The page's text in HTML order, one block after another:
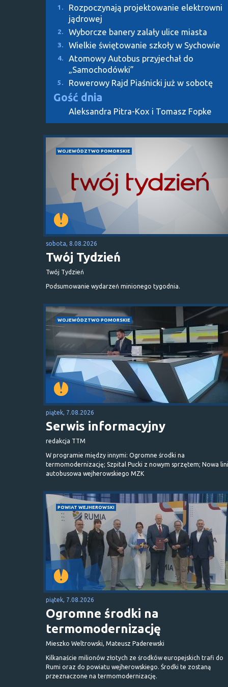
1.
Rozpoczynają projektowanie elektrowni
jądrowej
2. Wyborcze banery zalały ulice miasta
3. Wielkie świętowanie szkoły w Sychowie
4.
Atomowy Autobus przyjechał do
„Samochodówki”
5. Rowerowy Rajd Piaśnicki już w sobotę
Gość dnia
Aleksandra Pitra-Kox i Tomasz Fopke
WOJEWÓDZTWO POMORSKIE
sobota, 8.08.2026
Twój Tydzień
Twój Tydzień
Podsumowanie wydarzeń minionego tygodnia.
WOJEWÓDZTWO POMORSKIE
piątek, 7.08.2026
Serwis informacyjny
redakcja TTM
W programie między innymi: Ogromne środki na
termomodernizację; Szpital Pucki z nowym sprzętem; Nowa
autobusowa wejherowskiego MZK
POWIAT WEJHEROWSKI
piątek, 7.08.2026
Ogromne środki na
termomodernizację
Mieszko Weltrowski, Mateusz Paderewski
Kilkanaście milionów złotych ze środków europejskich trafi do
Rumi oraz do powiatu wejherowskiego. Środki te zostaną
przeznaczone na termomodernizację.